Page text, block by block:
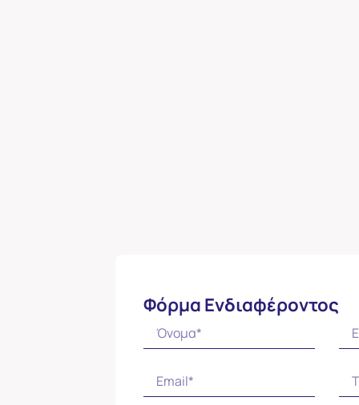
Φόρμα Ενδιαφέροντος